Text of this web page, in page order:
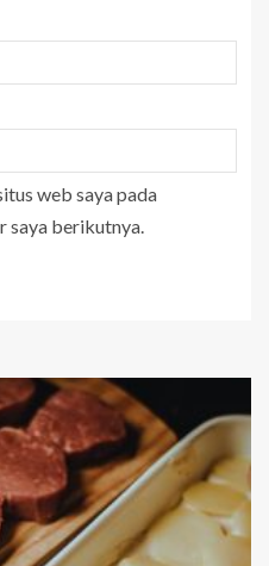
web saya pada
saya berikutnya.